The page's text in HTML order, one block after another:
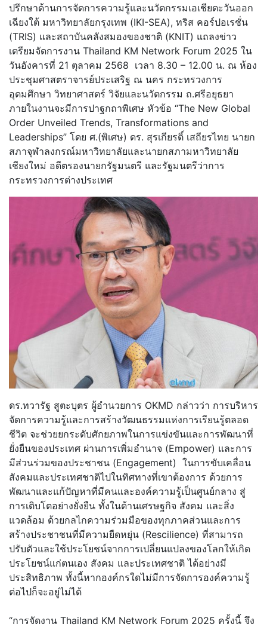
ปรึกษาด้านการจัดการความรู้และนวัตกรรมเอเชียตะวันออก
เฉียงใต้ มหาวิทยาลัยกรุงเทพ (IKI-SEA), ทริส คอร์ปอเรชั่น
(TRIS) และสถาบันคลังสมองของชาติ (KNIT) แถลงข่าว
เตรียมจัดการงาน Thailand KM Network Forum 2025 ใน
วันอังคารที่ 21 ตุลาคม 2568 เวลา 8.30 – 12.00 น. ณ ห้อง
ประชุมศาสตราจารย์ประเสริฐ ณ นคร กระทรวงการ
อุดมศึกษา วิทยาศาสตร์ วิจัยและนวัตกรรม ถ.ศรีอยุธยา
ภายในงานจะมีการปาฐกถาพิเศษ หัวข้อ “The New Global
Order Unveiled Trends, Transformations and
Leaderships” โดย ศ.(พิเศษ) ดร. สุรเกียรติ์ เสถียรไทย นายก
สภาจุฬาลงกรณ์มหาวิทยาลัยและนายกสภามหาวิทยาลัย
เชียงใหม่ อดีตรองนายกรัฐมนตรี และรัฐมนตรีว่าการ
กระทรวงการต่างประเทศ
ดร.ทวารัฐ สูตะบุตร ผู้อำนวยการ OKMD กล่าวว่า การบริหาร
จัดการความรู้และการสร้างวัฒนธรรมแห่งการเรียนรู้ตลอด
ชีวิต จะช่วยยกระดับศักยภาพในการแข่งขันและการพัฒนาที่
ยั่งยืนของประเทศ ผ่านการเพิ่มอำนาจ (Empower) และการ
มีส่วนร่วมของประชาชน (Engagement) ในการขับเคลื่อน
สังคมและประเทศชาติไปในทิศทางที่เขาต้องการ ด้วยการ
พัฒนาและแก้ปัญหาที่มีคนและองค์ความรู้เป็นศูนย์กลาง สู่
การเติบโตอย่างยั่งยืน ทั้งในด้านเศรษฐกิจ สังคม และสิ่ง
แวดล้อม ด้วยกลไกความร่วมมือของทุกภาคส่วนและการ
สร้างประชาชนที่มีความยืดหยุ่น (Rescilience) ที่สามารถ
ปรับตัวและใช้ประโยชน์จากการเปลี่ยนแปลงของโลกให้เกิด
ประโยชน์แก่ตนเอง สังคม และประเทศชาติ ได้อย่างมี
ประสิทธิภาพ ทั้งนี้หากองค์กรใดไม่มีการจัดการองค์ความรู้
ต่อไปก็จะอยู่ไม่ได้
“การจัดงาน Thailand KM Network Forum 2025 ครั้งนี้ จึง